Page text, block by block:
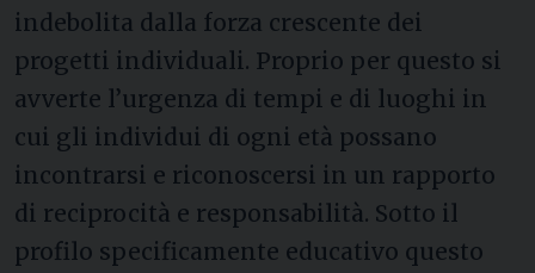
indebolita dalla forza crescente dei
progetti individuali. Proprio per questo si
avverte l’urgenza di tempi e di luoghi in
cui gli individui di ogni età possano
incontrarsi e riconoscersi in un rapporto
di reciprocità e responsabilità. Sotto il
profilo specificamente educativo questo